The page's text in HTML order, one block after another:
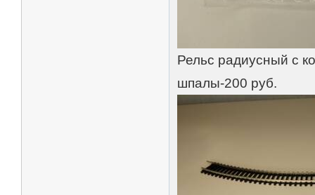
Рельс радиусный с
шпалы-200 руб.